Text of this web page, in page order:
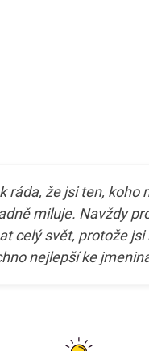
ráda, že jsi ten, koho
miluje. Navždy
celý svět, protože jsi
nejlepší ke